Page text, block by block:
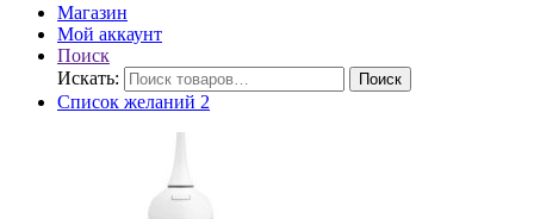
Магазин
Мой аккаунт
Поиск
Искать:
Поиск
Список желаний 2